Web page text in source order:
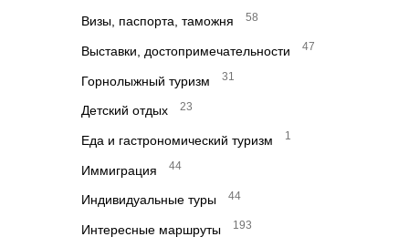
Визы, паспорта, таможня 58
Выставки, достопримечательности 47
Горнолыжный туризм 31
Детский отдых 23
Еда и гастрономический туризм 1
Иммиграция 44
Индивидуальные туры 44
Интересные маршруты 193